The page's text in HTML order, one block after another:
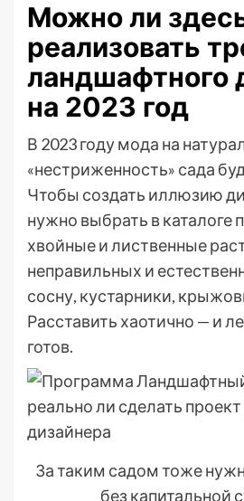
Можно ли
реализовать
ландшафтного
на 2023 год
В 2023 году мода на
«нестриженность» сада
Чтобы создать иллюзию
нужно выбрать в каталоге
хвойные и лиственные
неправильных и
сосну, кустарники,
Расставить хаотично — и
готов.
За таким садом тоже
без капитальной